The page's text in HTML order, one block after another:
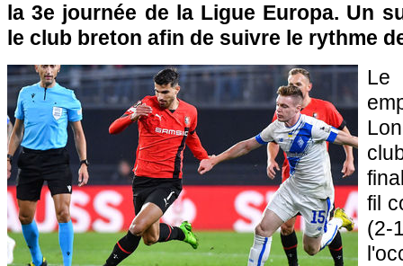
la 3e journée de la Ligue Europa. Un
le club breton afin de suivre le rythme
Le
fil